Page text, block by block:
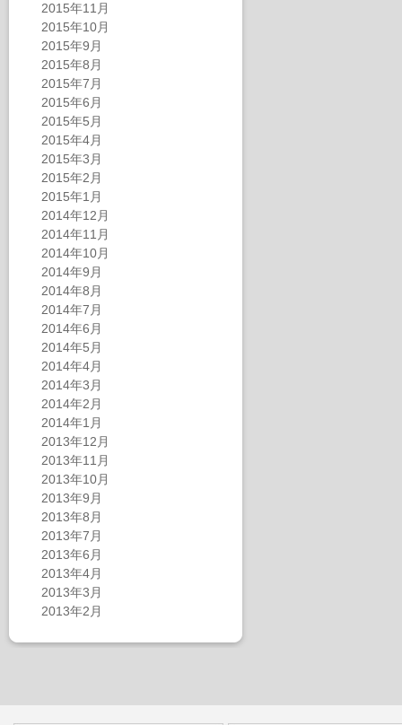
2015年11月
2015年10月
2015年9月
2015年8月
2015年7月
2015年6月
2015年5月
2015年4月
2015年3月
2015年2月
2015年1月
2014年12月
2014年11月
2014年10月
2014年9月
2014年8月
2014年7月
2014年6月
2014年5月
2014年4月
2014年3月
2014年2月
2014年1月
2013年12月
2013年11月
2013年10月
2013年9月
2013年8月
2013年7月
2013年6月
2013年4月
2013年3月
2013年2月